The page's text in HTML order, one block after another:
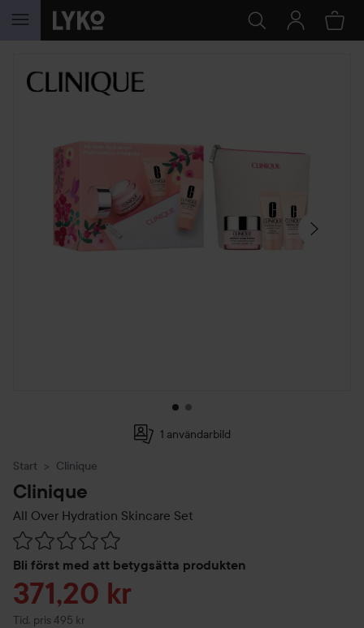
HOPPA TILL INNEHÅLLET
HOPPA ÖVER SEKTIONEN
1 användarbild
Start Clinique
Clinique
All Over Hydration Skincare Set
Bli först med att betygsätta produkten
Hoppa till Betyg & kommentarer
Reapris
371,20 kr
Tid. pris 495 kr
Tidigare pris 495 kr